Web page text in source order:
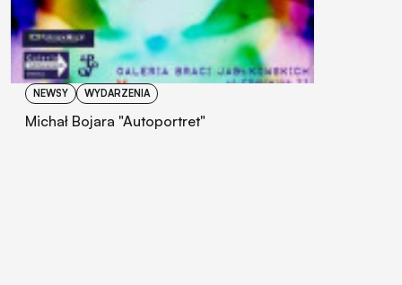
NEWSY WYDARZENIA
Michał Bojara "Autoportret"